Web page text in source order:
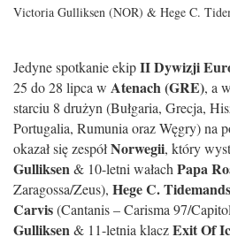
Victoria Gulliksen (NOR) & Hege C.
Jedyne spotkanie ekipII Dywizji
25 do 28 lipca w Atenach (GRE), a
starciu 8 drużyn (Bułgaria, Grecja,
Portugalia, Rumunia oraz Węgry) na
okazał się zespółNorwegii, który
Gulliksen & 10-letni wałach Papa
Zaragossa/Zeus), Hege C.
Carvis(Cantanis – Carisma 97/
Gulliksen & 11-letnia klaczExit Of